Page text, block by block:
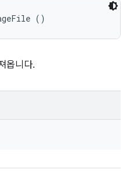
()
옵니다.